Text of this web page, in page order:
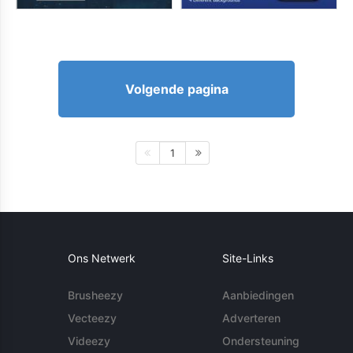
Volgende pagina
1
Ons Netwerk
Brusheezy
Vecteezy
Videezy
Site-Links
Aanbiedingen
Adverteren
Ondersteuning